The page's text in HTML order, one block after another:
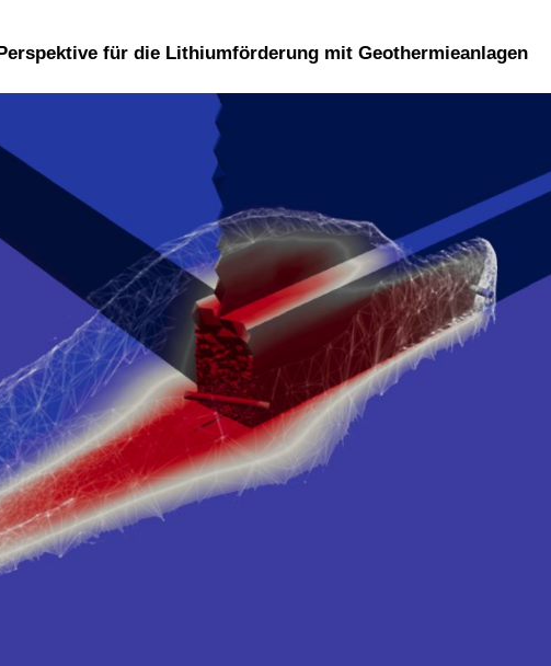
für die Lithiumförderung mit Geothermieanlagen